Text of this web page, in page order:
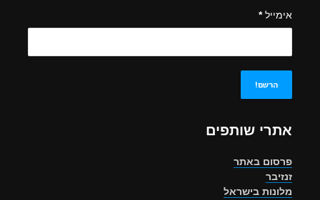
אימייל*
אתרי שותפים
פרסום באתר
זנזיבר
מלונות בישראל